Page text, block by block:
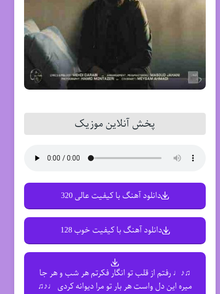
پخش آنلاین موزیک
دانلود آهنگ با کیفیت عالی 320
دانلود آهنگ با کیفیت خوب 128
♫♪♩ رفتم از قلب تو انگار فکرتم هر شب و هر جا
میره این دل واست هر بار تو مرا دیوانه کردی ♩♪♫